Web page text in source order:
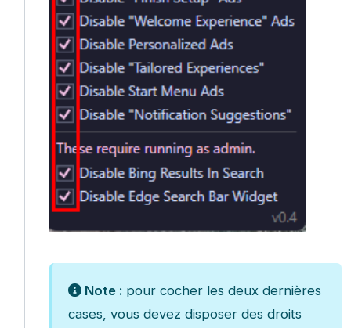
Note :pour cocher les deux dernières
cases, vous devez disposer des droits